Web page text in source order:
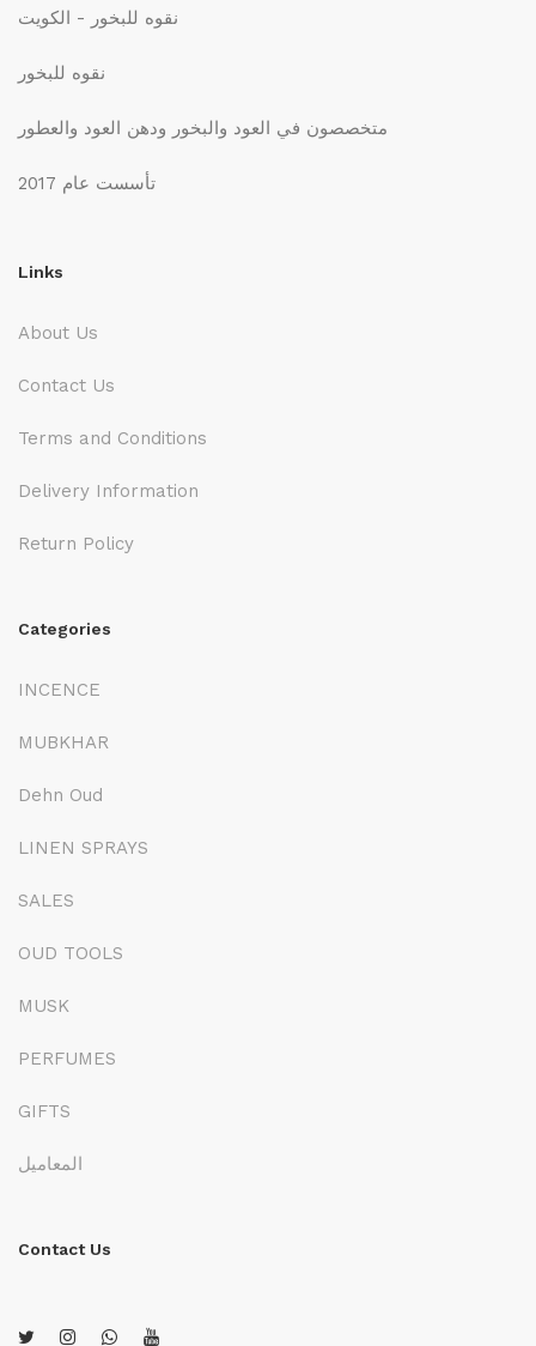
نقوه للبخور - الكويت
نقوه للبخور
متخصصون في العود والبخور ودهن العود والعطور
Links
About Us
Contact Us
Terms and Conditions
Delivery Information
Return Policy
Categories
INCENCE
MUBKHAR
Dehn Oud
LINEN SPRAYS
SALES
OUD TOOLS
MUSK
PERFUMES
GIFTS
المعاميل
Contact Us